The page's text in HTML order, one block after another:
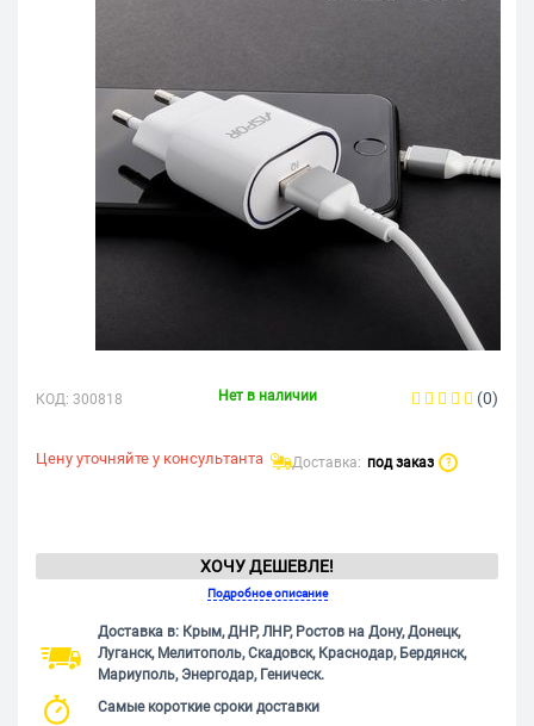
КОД: 300818 Нет в наличии (0)
Цену уточняйте у консультанта Доставка: под заказ ?
ХОЧУ ДЕШЕВЛЕ!
Подробное описание
Доставка в: Крым, ДНР, ЛНР, Ростов на Дону, Донецк,
Луганск, Мелитополь, Скадовск, Краснодар, Бердянск,
Мариуполь, Энергодар, Геническ.
Самые короткие сроки доставки